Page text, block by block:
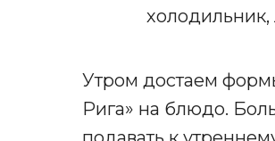
холодильник,
Утром достаем
Рига» на блюдо.